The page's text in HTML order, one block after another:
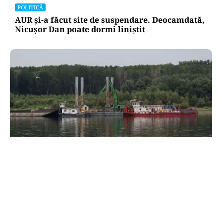
POLITICĂ
AUR și-a făcut site de suspendare. Deocamdată,
Nicușor Dan poate dormi liniștit